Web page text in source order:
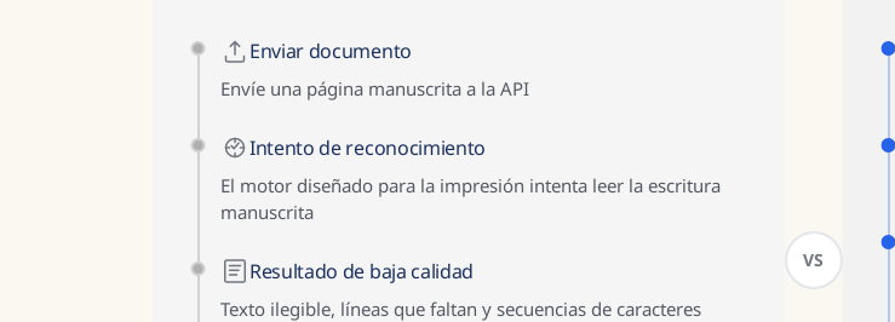
Enviar documento
Envíe una página manuscrita a la API
Intento de reconocimiento
El motor diseñado para la impresión intenta leer la escritura
manuscrita
Resultado de baja calidad
Texto ilegible, líneas que faltan y secuencias de caracteres
VS